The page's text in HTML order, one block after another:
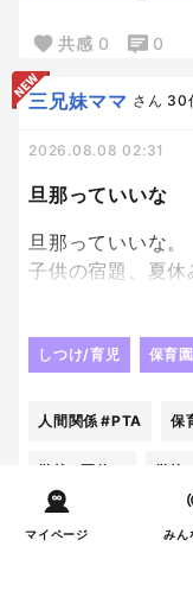
マイページ みん
旦那の髪の毛よ。
頼むから、生えて
共感 0 0
旦那っていいな
三兄妹ママ さん 30
2026.08.08 02:31
旦那っていいな。
子供の宿題、夏
これを見守らな
羨ましい。
らいいな。
学校や幼稚園の
運動会などの行
け。
しつけ/育児 保育
人間関係 #PTA 保
学校 #夏休み 学校